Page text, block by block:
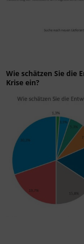
Wie schätzen Sie die
Krise ein?